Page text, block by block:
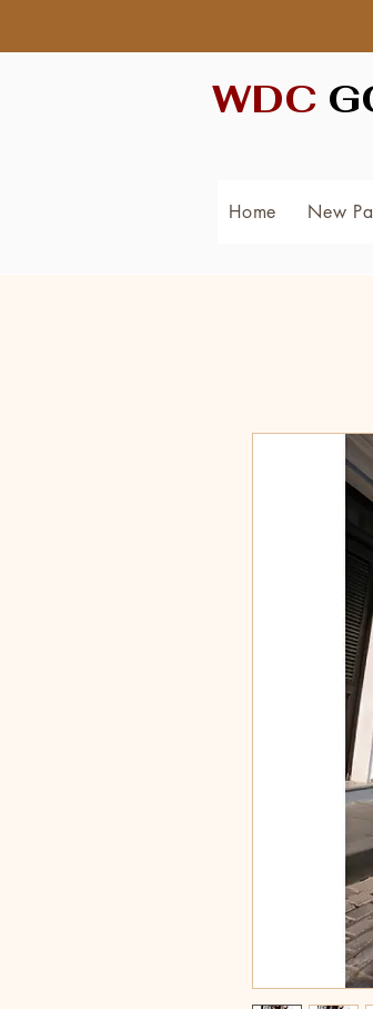
WDC
Home New